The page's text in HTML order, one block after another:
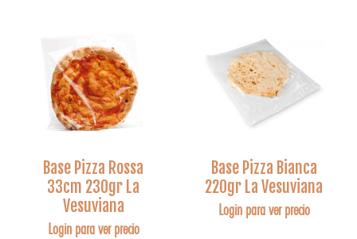
Base Pizza Rossa
33cm 230gr La
Vesuviana
Login para ver precio
Base Pizza Bianca
220gr La Vesuviana
Login para ver precio